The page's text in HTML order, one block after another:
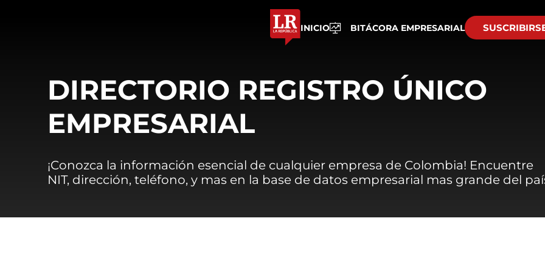
INICIO BITÁCORA EMPRESARIAL
DIRECTORIO REGISTRO ÚNICO
EMPRESARIAL
¡Conozca la información esencial de cualquier empresa de Colombia! Encuentre
NIT, dirección, teléfono, y mas en la base de datos empresarial mas grande del